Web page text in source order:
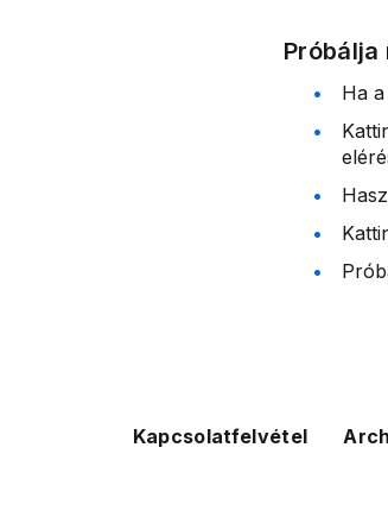
Próbálja
Ha
Kapcsolatfelvétel